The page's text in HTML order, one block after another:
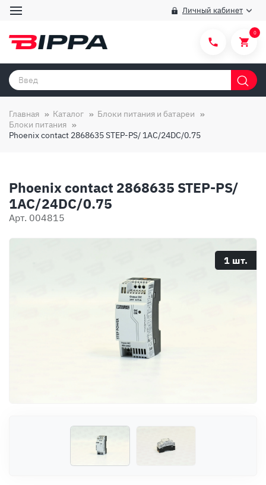
Личный кабинет
Категории товаров
Способы покупки
О компании
Отзывы
0
Главная Каталог
Блоки питания и батареи
Блоки питания
Phoenix contact 2868635 STEP-PS/ 1AC/24DC/0.75
Phoenix contact 2868635 STEP-PS/
1AC/24DC/0.75
Арт. 004815
1 шт.